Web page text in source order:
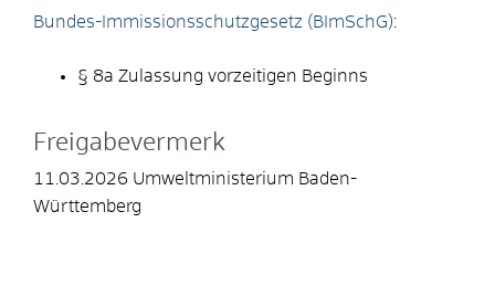
Bundes-Immissionsschutzgesetz (BImSchG):
§ 8a Zulassung vorzeitigen Beginns
Freigabevermerk
11.03.2026 Umweltministerium Baden-
Württemberg